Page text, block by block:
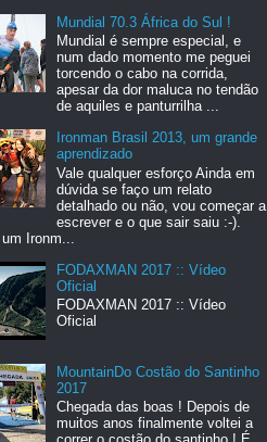
Mundial 70.3 África do Sul !
Mundial é sempre especial, e
num dado momento me peguei
torcendo o cabo na corrida,
apesar da dor maluca no tendão
de aquiles e panturrilha ...
Ironman Brasil 2013, um grande
aprendizado
Vale qualquer esforço Ainda em
dúvida se faço um relato
detalhado ou não, vou começar a
escrever e o que sair saiu :-).
Ironm...
FODAXMAN 2017 :: Vídeo
Oficial
FODAXMAN 2017 :: Vídeo
Oficial
MountainDo Costão do Santinho
2017
Chegada das boas ! Depois de
muitos anos finalmente voltei a